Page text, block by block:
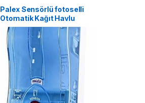
Palex Sensörlü fotoselli
Otomatik Kağıt Havlu
Makinesi 21cm MAVİ